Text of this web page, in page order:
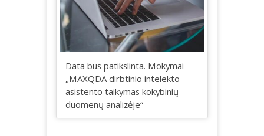
Data bus patikslinta. Mokymai
„MAXQDA dirbtinio intelekto
asistento taikymas kokybinių
duomenų analizėje“